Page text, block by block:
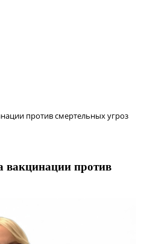
против смертельных угроз
вакцинации против